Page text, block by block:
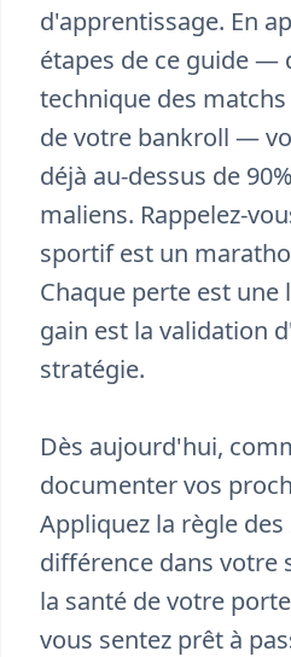
d'apprentissage. En
étapes de ce guide —
technique des
de votre bankroll —
déjà au-dessus de
maliens. Rappelez-
sportif est un
Chaque perte est une
gain est la validation
stratégie.
Dès aujourd'hui,
documenter vos
Appliquez la règle des
différence dans votre
la santé de votre
vous sentez prêt à